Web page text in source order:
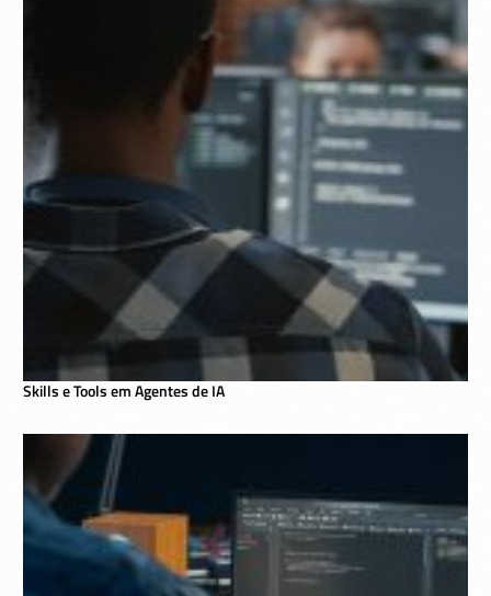
Skills e Tools em Agentes de IA